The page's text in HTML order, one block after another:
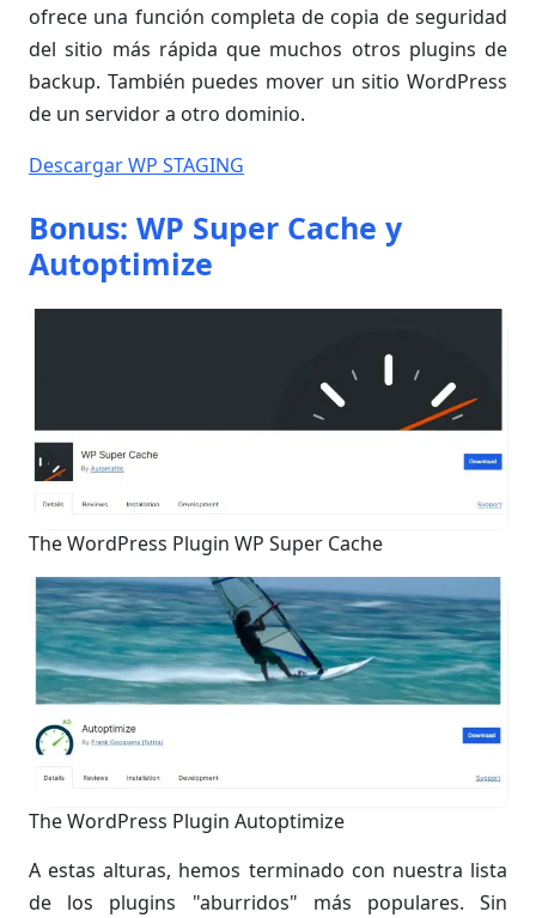
ofrece una función completa de copia de seguridad
del sitio más rápida que muchos otros plugins de
backup. También puedes mover un sitio WordPress
de un servidor a otro dominio.
Descargar WP STAGING
Bonus: WP Super Cache y
Autoptimize
The WordPress Plugin WP Super Cache
The WordPress Plugin Autoptimize
A estas alturas, hemos terminado con nuestra lista
de los plugins "aburridos" más populares. Sin